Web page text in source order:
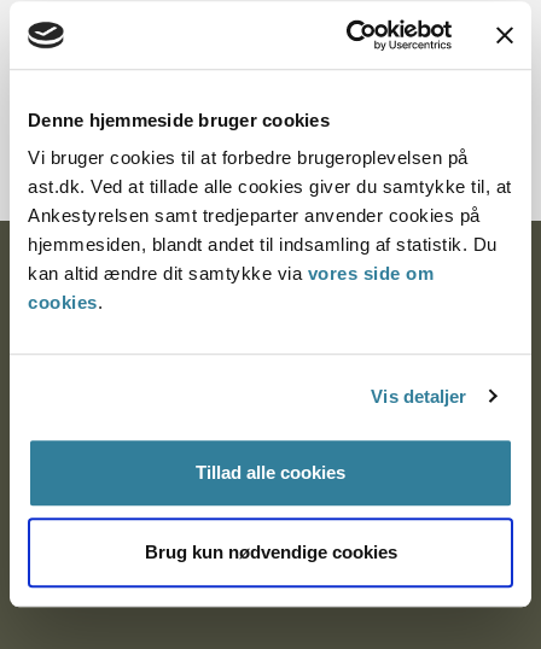
Denne hjemmeside bruger cookies
Vi bruger cookies til at forbedre brugeroplevelsen på
ast.dk. Ved at tillade alle cookies giver du samtykke til, at
Ankestyrelsen samt tredjeparter anvender cookies på
hjemmesiden, blandt andet til indsamling af statistik. Du
kan altid ændre dit samtykke via vores side om
cookies.
Vis detaljer
Tillad alle cookies
Brug kun nødvendige cookies
kun ville kunne ske, hvis kommunen derved ville opnå
værdimæssigt modsvarende ydelser.
Download PDF
Ankestyrelsen
Ankestyrelsen København